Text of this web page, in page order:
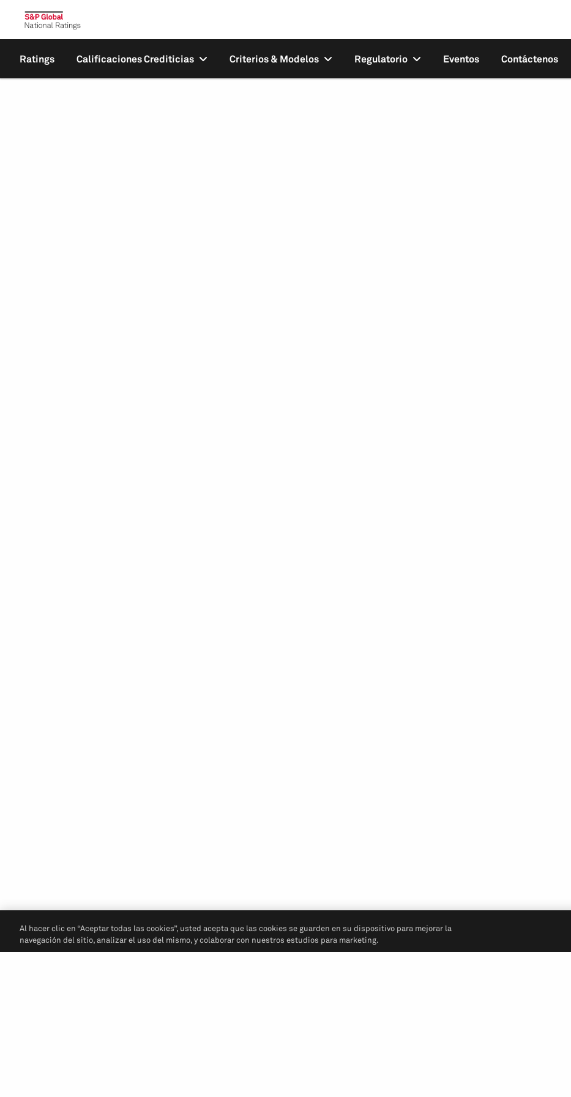
Ratings Calificaciones Crediticias Criterios & Modelos Regulatorio Eventos Contáctenos
Al hacer clic en “Aceptar todas las cookies”, usted acepta que las cookies se guarden en su dispositivo para mejorar la
navegación del sitio, analizar el uso del mismo, y colaborar con nuestros estudios para marketing.